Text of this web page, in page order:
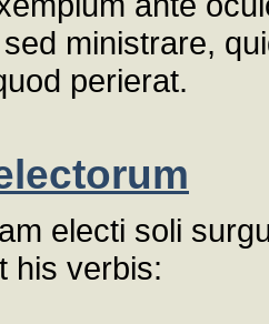
ministrare,
perierat.
electi soli
his verbis: